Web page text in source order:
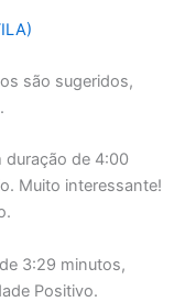
são sugeridos,
duração de 4:00
Muito interessante!
3:29 minutos,
Positivo.